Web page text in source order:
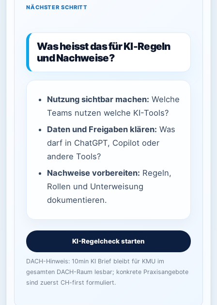
NÄCHSTER SCHRITT
Was heisst das für KI-Regeln
und Nachweise?
Nutzung sichtbar machen: Welche
Teams nutzen welche KI-Tools?
Daten und Freigaben klären: Was
darf in ChatGPT, Copilot oder
andere Tools?
Nachweise vorbereiten: Regeln,
Rollen und Unterweisung
dokumentieren.
KI-Regelcheck starten
DACH-Hinweis: 10min KI Brief bleibt für KMU im
gesamten DACH-Raum lesbar; konkrete Praxisangebote
sind zuerst CH-first formuliert.